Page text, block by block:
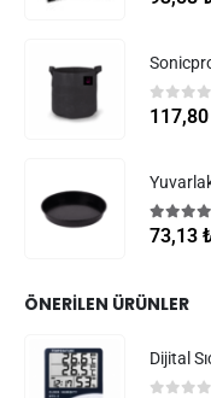
0 5
117,80
5.005
73,13
ÖNERILEN ÜRÜNLER
Dijital